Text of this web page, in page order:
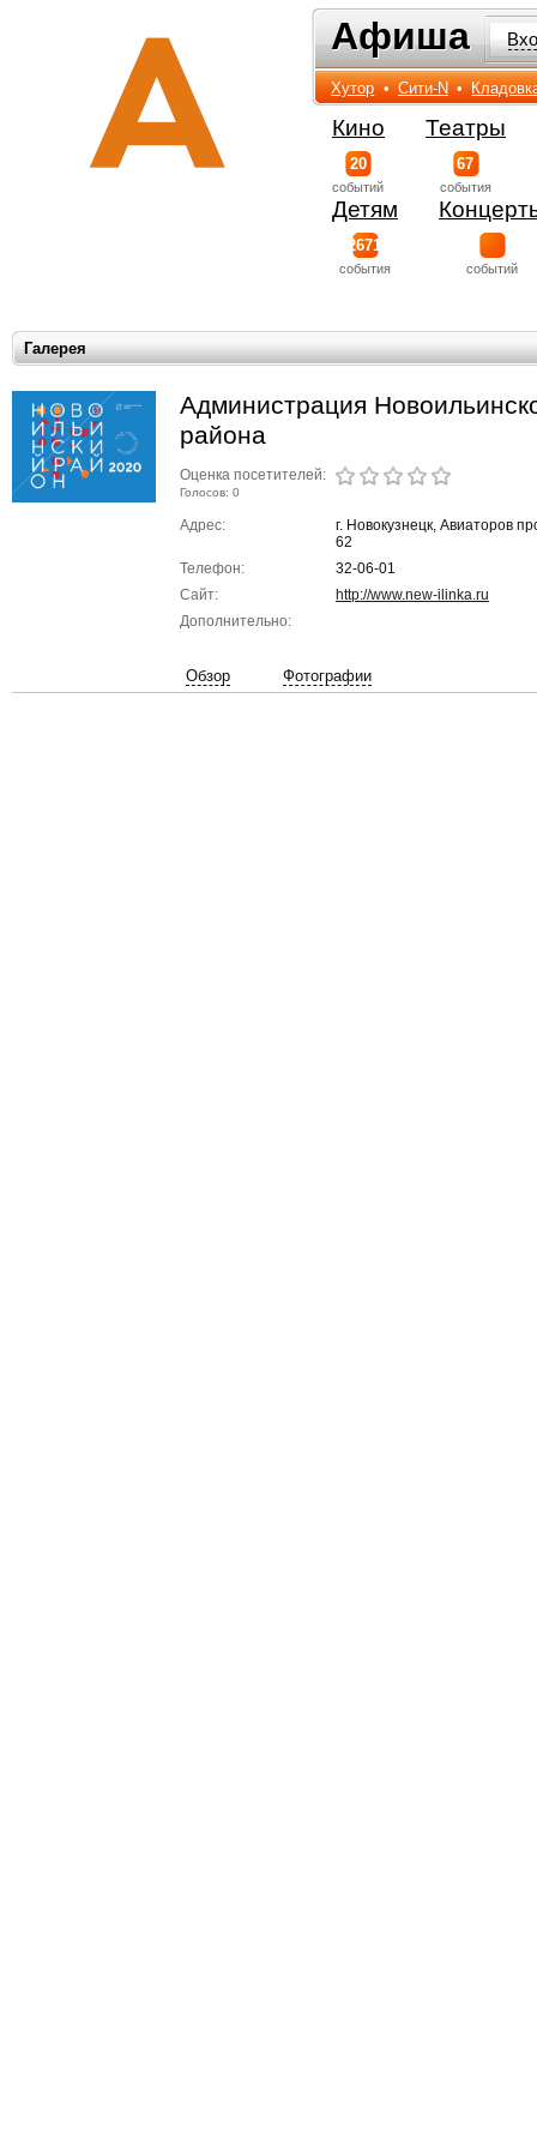
Афиша
Афиша
Хутор • Сити-N •
Кино
20
событий
Театры
67
события
Детям
2671
события событий
Галерея
Администрация
района
Оценка посетителей:
Голосов: 0
Адрес:
г. Новокузнецк, Авиаторов
62
Телефон:
32-06-01
Сайт:
http://www.new-ilinka.ru
Дополнительно:
Обзор Фотографии